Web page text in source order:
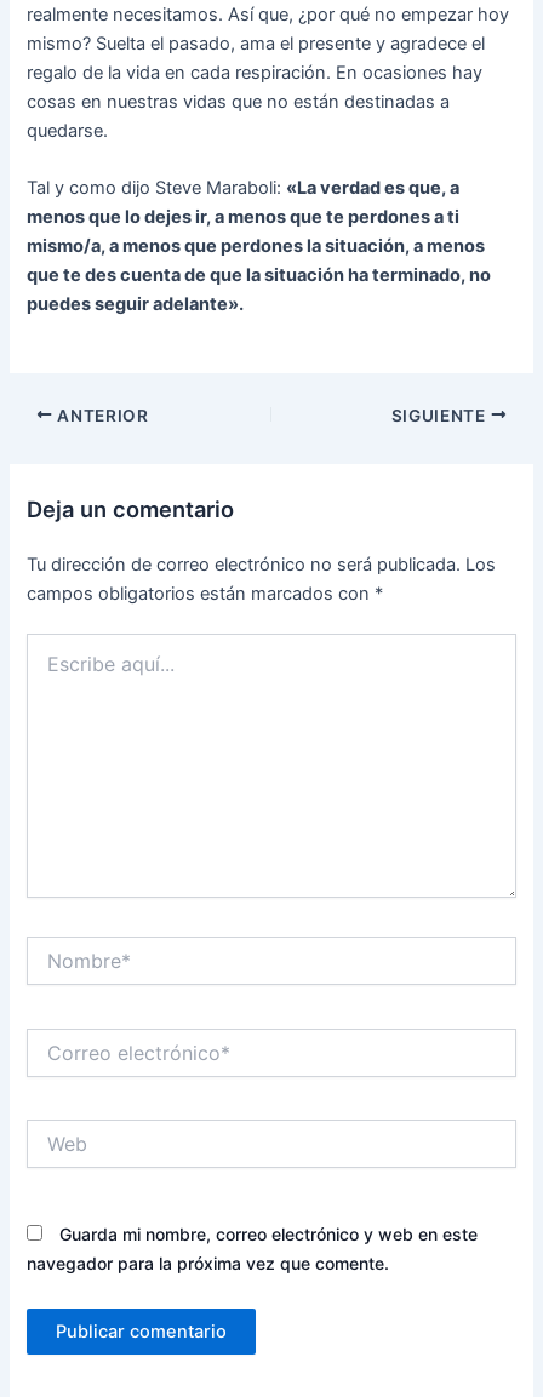
realmente necesitamos. Así que, ¿por qué no empezar hoy
mismo? Suelta el pasado, ama el presente y agradece el
regalo de la vida en cada respiración. En ocasiones hay
cosas en nuestras vidas que no están destinadas a
quedarse.
Tal y como dijo Steve Maraboli: «La verdad es que, a
menos que lo dejes ir, a menos que te perdones a ti
mismo/a, a menos que perdones la situación, a menos
que te des cuenta de que la situación ha terminado, no
puedes seguir adelante».
ANTERIOR SIGUIENTE
Deja un comentario
Tu dirección de correo electrónico no será publicada. Los
campos obligatorios están marcados con *
aquí...
electrónico*
Guarda mi nombre, correo electrónico y web en este
navegador para la próxima vez que comente.